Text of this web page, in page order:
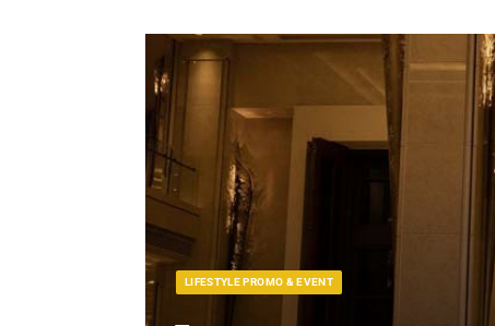
LIFESTYLE PROMO & EVENT